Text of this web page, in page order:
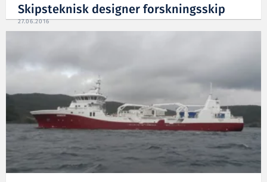
Skipsteknisk designer forskningsskip
27.06.2016